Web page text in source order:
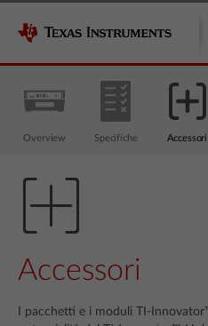
Overview Specifiche Accessori
Accessori
I pacchetti e i moduli TI-